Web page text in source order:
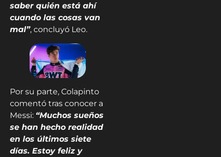
saber quién está ahí
cuando las cosas van
mal”, concluyó Leo.
Por su parte, Colapinto
comentó tras conocer a
Messi: “Muchos sueños
se han hecho realidad
en los últimos siete
días. Estoy feliz y